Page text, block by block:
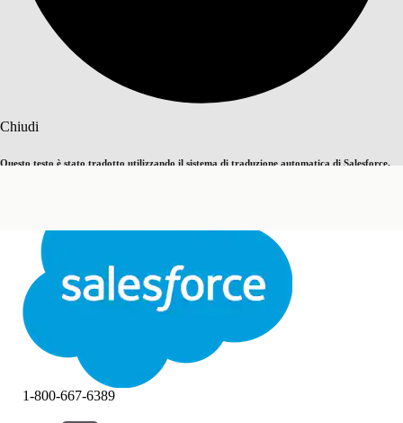
Chiudi
Questo testo è stato tradotto utilizzando il sistema di traduzione automatica di Salesforce.
Chiudi Chiudi
1-800-667-6389